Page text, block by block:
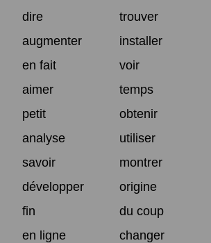
dire
trouver
augmenter
installer
en fait
voir
aimer
temps
petit
obtenir
analyse
utiliser
savoir
montrer
développer
origine
fin
du coup
en ligne
changer